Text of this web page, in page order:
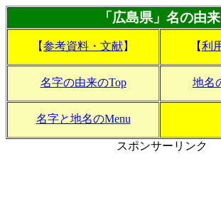
「広島県」名の由来
【参考資料・文献】 【利
名字の由来のTop 地名
名字と地名のMenu
スポンサーリンク